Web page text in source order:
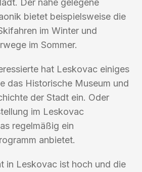
Der nahe gelegene
bietet beispielsweise die
im Winter und
im Sommer.
hat Leskovac einiges
das Historische Museum und
der Stadt ein. Oder
im Leskovac
regelmäßig ein
anbietet.
in Leskovac ist hoch und die